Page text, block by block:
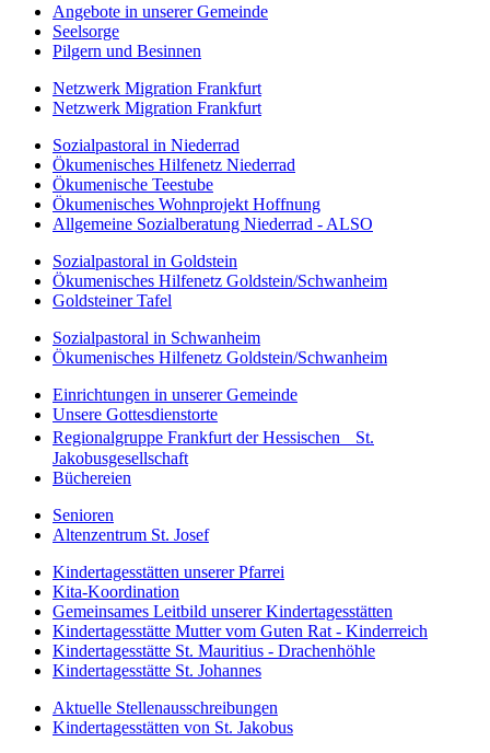
Angebote in unserer Gemeinde
Seelsorge
Pilgern und Besinnen
Netzwerk Migration Frankfurt
Netzwerk Migration Frankfurt
Sozialpastoral in Niederrad
Ökumenisches Hilfenetz Niederrad
Ökumenische Teestube
Ökumenisches Wohnprojekt Hoffnung
Allgemeine Sozialberatung Niederrad - ALSO
Sozialpastoral in Goldstein
Ökumenisches Hilfenetz Goldstein/Schwanheim
Goldsteiner Tafel
Sozialpastoral in Schwanheim
Ökumenisches Hilfenetz Goldstein/Schwanheim
Einrichtungen in unserer Gemeinde
Unsere Gottesdienstorte
Regionalgruppe Frankfurt der Hessischen St.
Jakobusgesellschaft
Büchereien
Senioren
Altenzentrum St. Josef
Kindertagesstätten unserer Pfarrei
Kita-Koordination
Gemeinsames Leitbild unserer Kindertagesstätten
Kindertagesstätte Mutter vom Guten Rat - Kinderreich
Kindertagesstätte St. Mauritius - Drachenhöhle
Kindertagesstätte St. Johannes
Aktuelle Stellenausschreibungen
Kindertagesstätten von St. Jakobus